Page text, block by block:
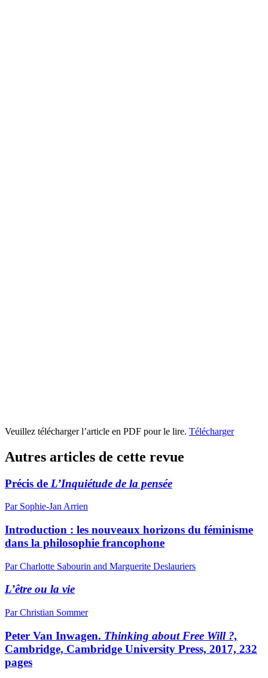
Veuillez télécharger l’article en PDF pour le lire. Télécharger
Autres articles de cette revue
Précis de L’Inquiétude de la pensée
Par Sophie-Jan Arrien
Introduction : les nouveaux horizons du féminisme
dans la philosophie francophone
Par Charlotte Sabourin and Marguerite Deslauriers
L’être ou la vie
Par Christian Sommer
Peter Van Inwagen. Thinking about Free Will ?,
Cambridge, Cambridge University Press, 2017, 232
pages